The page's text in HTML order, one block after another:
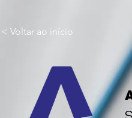
< Voltar ao início